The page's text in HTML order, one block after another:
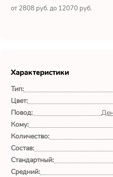
Показать еще
Тымовское,
world.ru, очень рада что
выбрала Вас. Букет
изумительный!
от 2808 руб. до 12070 руб.
Характеристики
Тип:
Цвет:
Повод:
Кому:
Количество:
Состав:
Стандартный:
Средний: